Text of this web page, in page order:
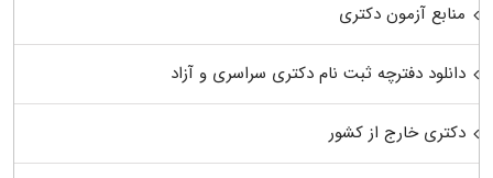
منابع آزمون دکتری
دانلود دفترچه ثبت نام دکتری سراسری و آزاد
دکتری خارج از کشور